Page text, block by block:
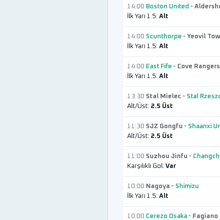
14:00 Boston United -
İlk Yarı 1.5: Alt
14:00 Scunthorpe - Yeovil
İlk Yarı 1.5: Alt
14:00 East Fife - Cove Rangers
İlk Yarı 1.5: Alt
13:30 Stal Mielec - Stal
Alt/Üst: 2.5 Üst
11:30 SJZ Gongfu - Shaanxi
Alt/Üst: 2.5 Üst
11:00 Suzhou Jinfu -
Karşılıklı Gol: Var
10:00 Nagoya - Shimizu
İlk Yarı 1.5: Alt
10:00 Cerezo Osaka - Fagiano